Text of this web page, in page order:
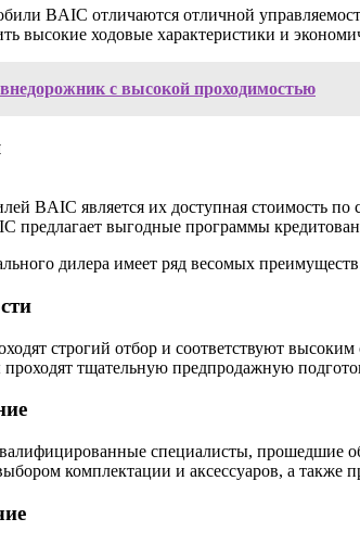
BAIC отличаются отличной
высокие ходовые характеристики и
с высокой проходимостью
BAIC является их доступная стоимость
предлагает выгодные программы
дилера имеет ряд весомых
строгий отбор и соответствуют
тщательную предпродажную
специалисты,
комплектации и аксессуаров, а также